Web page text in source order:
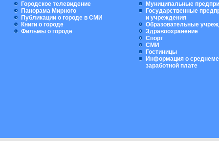
Городское телевидение
Панорама Мирного
Публикации о городе в СМИ
Книги о городе
Фильмы о городе
Муниципальные
Государственные
и учреждения
Образовательные
Здравоохранение
Спорт
СМИ
Гостиницы
Информация о
заработной плате